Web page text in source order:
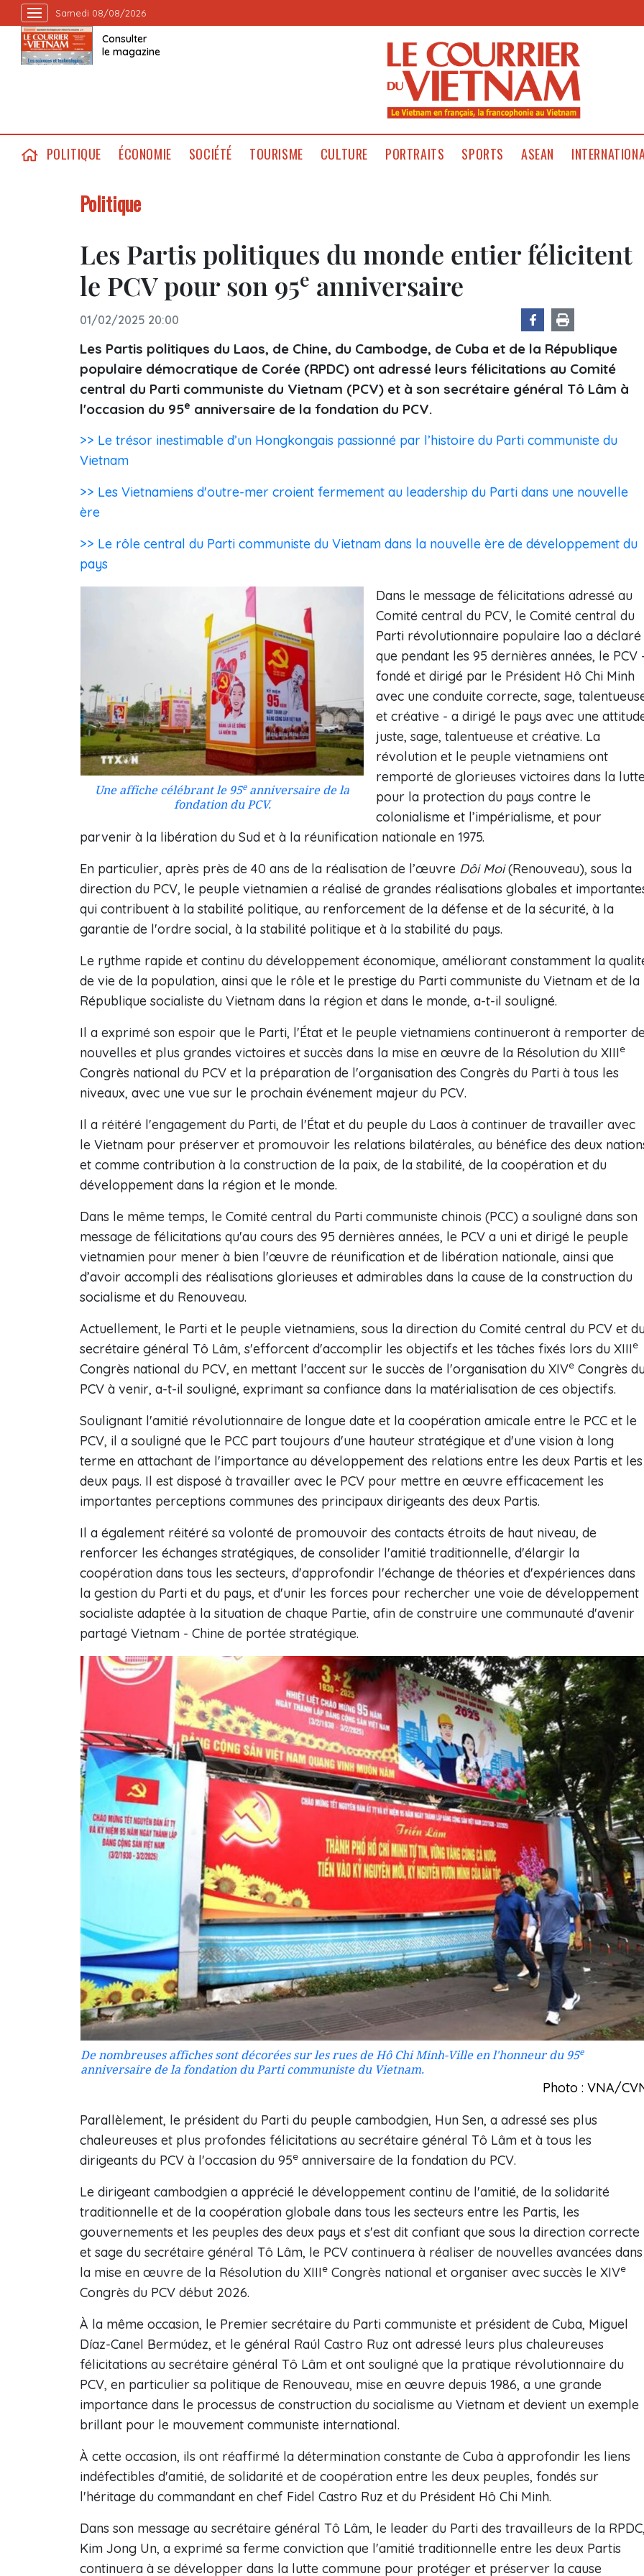
Samedi 08/08/2026
Consulter
le magazine
POLITIQUE ÉCONOMIE SOCIÉTÉ TOURISME CULTURE PORTRAITS SPORTS ASEAN
Politique
Les Partis politiques du monde entier félicitent
le PCV pour son 95e anniversaire
01/02/2025 20:00
Les Partis politiques du Laos, de Chine, du Cambodge, de Cuba et de la République
populaire démocratique de Corée (RPDC) ont adressé leurs félicitations au Comité
central du Parti communiste du Vietnam (PCV) et à son secrétaire général Tô Lâm à
l'occasion du 95e anniversaire de la fondation du PCV.
>> Le trésor inestimable d’un Hongkongais passionné par l’histoire du Parti communiste du
Vietnam
>> Les Vietnamiens d'outre-mer croient fermement au leadership du Parti dans une nouvelle
ère
>> Le rôle central du Parti communiste du Vietnam dans la nouvelle ère de développement du
pays
Une affiche célébrant le 95eanniversaire de la
fondation du PCV.
Dans le message de félicitations adressé au
Comité central du PCV, le Comité central du
Parti révolutionnaire populaire lao a déclaré
que pendant les 95 dernières années, le PCV
fondé et dirigé par le Président Hô Chi Minh
avec une conduite correcte, sage,
et créative - a dirigé le pays avec une
juste, sage, talentueuse et créative. La
révolution et le peuple vietnamiens ont
remporté de glorieuses victoires dans la
pour la protection du pays contre le
colonialisme et l’impérialisme, et pour
parvenir à la libération du Sud et à la réunification nationale en 1975.
En particulier, après près de 40 ans de la réalisation de l’œuvre Dôi Moi(Renouveau), sous la
direction du PCV, le peuple vietnamien a réalisé de grandes réalisations globales et
qui contribuent à la stabilité politique, au renforcement de la défense et de la sécurité, à la
garantie de l'ordre social, à la stabilité politique et à la stabilité du pays.
Le rythme rapide et continu du développement économique, améliorant constamment la
de vie de la population, ainsi que le rôle et le prestige du Parti communiste du Vietnam et de la
République socialiste du Vietnam dans la région et dans le monde, a-t-il souligné.
Il a exprimé son espoir que le Parti, l'État et le peuple vietnamiens continueront à remporter
nouvelles et plus grandes victoires et succès dans la mise en œuvre de la Résolution du XIIIe
Congrès national du PCV et la préparation de l'organisation des Congrès du Parti à tous les
niveaux, avec une vue sur le prochain événement majeur du PCV.
Il a réitéré l'engagement du Parti, de l'État et du peuple du Laos à continuer de travailler avec
le Vietnam pour préserver et promouvoir les relations bilatérales, au bénéfice des deux
et comme contribution à la construction de la paix, de la stabilité, de la coopération et du
développement dans la région et le monde.
Dans le même temps, le Comité central du Parti communiste chinois (PCC) a souligné dans son
message de félicitations qu'au cours des 95 dernières années, le PCV a uni et dirigé le peuple
vietnamien pour mener à bien l'œuvre de réunification et de libération nationale, ainsi que
d’avoir accompli des réalisations glorieuses et admirables dans la cause de la construction du
socialisme et du Renouveau.
Actuellement, le Parti et le peuple vietnamiens, sous la direction du Comité central du PCV et
secrétaire général Tô Lâm, s'efforcent d'accomplir les objectifs et les tâches fixés lors du XIIIe
Congrès national du PCV, en mettant l'accent sur le succès de l'organisation du XIVe Congrès
PCV à venir, a-t-il souligné, exprimant sa confiance dans la matérialisation de ces objectifs.
Soulignant l'amitié révolutionnaire de longue date et la coopération amicale entre le PCC et le
PCV, il a souligné que le PCC part toujours d'une hauteur stratégique et d'une vision à long
terme en attachant de l'importance au développement des relations entre les deux Partis et les
deux pays. Il est disposé à travailler avec le PCV pour mettre en œuvre efficacement les
importantes perceptions communes des principaux dirigeants des deux Partis.
Il a également réitéré sa volonté de promouvoir des contacts étroits de haut niveau, de
renforcer les échanges stratégiques, de consolider l'amitié traditionnelle, d'élargir la
coopération dans tous les secteurs, d'approfondir l'échange de théories et d'expériences dans
la gestion du Parti et du pays, et d'unir les forces pour rechercher une voie de développement
socialiste adaptée à la situation de chaque Partie, afin de construire une communauté d'avenir
partagé Vietnam - Chine de portée stratégique.
De nombreuses affiches sont décorées sur les rues de Hô Chi Minh-Ville en l'honneur du 95e
anniversaire de la fondation du Parti communiste du Vietnam.
Photo : VNA/
Parallèlement, le président du Parti du peuple cambodgien, Hun Sen, a adressé ses plus
chaleureuses et plus profondes félicitations au secrétaire général Tô Lâm et à tous les
dirigeants du PCV à l'occasion du 95e anniversaire de la fondation du PCV.
Le dirigeant cambodgien a apprécié le développement continu de l'amitié, de la solidarité
traditionnelle et de la coopération globale dans tous les secteurs entre les Partis, les
gouvernements et les peuples des deux pays et s'est dit confiant que sous la direction correcte
et sage du secrétaire général Tô Lâm, le PCV continuera à réaliser de nouvelles avancées dans
la mise en œuvre de la Résolution du XIIIe Congrès national et organiser avec succès le XIVe
Congrès du PCV début 2026.
À la même occasion, le Premier secrétaire du Parti communiste et président de Cuba, Miguel
Díaz-Canel Bermúdez, et le général Raúl Castro Ruz ont adressé leurs plus chaleureuses
félicitations au secrétaire général Tô Lâm et ont souligné que la pratique révolutionnaire du
PCV, en particulier sa politique de Renouveau, mise en œuvre depuis 1986, a une grande
importance dans le processus de construction du socialisme au Vietnam et devient un exemple
brillant pour le mouvement communiste international.
À cette occasion, ils ont réaffirmé la détermination constante de Cuba à approfondir les liens
indéfectibles d'amitié, de solidarité et de coopération entre les deux peuples, fondés sur
l'héritage du commandant en chef Fidel Castro Ruz et du Président Hô Chi Minh.
Dans son message au secrétaire général Tô Lâm, le leader du Parti des travailleurs de la
Kim Jong Un, a exprimé sa ferme conviction que l'amitié traditionnelle entre les deux Partis
continuera à se développer dans la lutte commune pour protéger et préserver la cause